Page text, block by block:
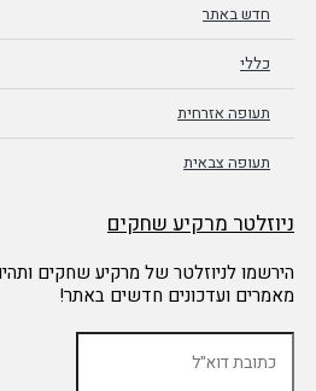
חדש באתר
כללי
תעופה אזרחית
תעופה צבאית
ניוזלטר מרקיע שחקים
הירשמו לניוזלטר של מרקיע שחקים
מאמרים ועדכונים חדשים באתר!